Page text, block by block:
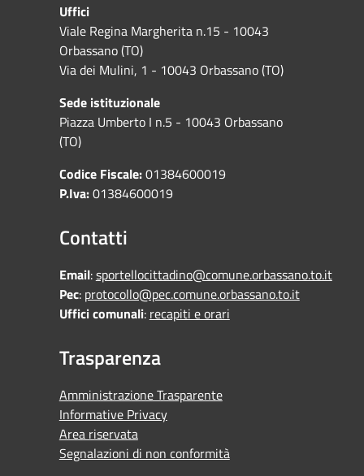
Uffici
Viale Regina Margherita n.15 - 10043
Orbassano (TO)
Via dei Mulini, 1 - 10043 Orbassano (TO)
Sede istituzionale
Piazza Umberto I n.5 - 10043 Orbassano
(TO)
Codice Fiscale:01384600019
P.Iva:01384600019
Contatti
Email:sportellocittadino@comune.orbassano.to.it
Pec: protocollo@pec.comune.orbassano.to.it
Uffici comunali: recapiti e orari
Trasparenza
Amministrazione Trasparente
Informative Privacy
Area riservata
Segnalazioni di non conformità